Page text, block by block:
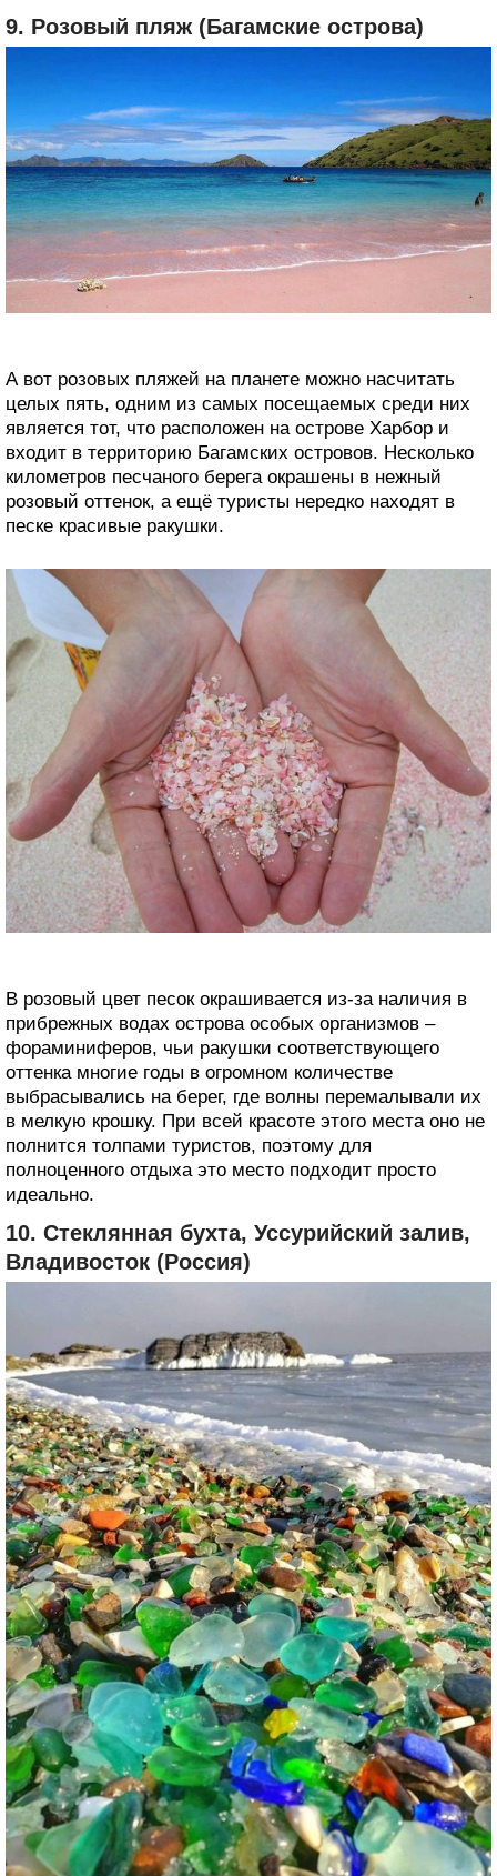
9. Розовый пляж (Багамские острова)
А вот розовых пляжей на планете можно насчитать
целых пять, одним из самых посещаемых среди них
является тот, что расположен на острове Харбор и
входит в территорию Багамских островов. Несколько
километров песчаного берега окрашены в нежный
розовый оттенок, а ещё туристы нередко находят в
песке красивые ракушки.
В розовый цвет песок окрашивается из-за наличия в
прибрежных водах острова особых организмов –
фораминиферов, чьи ракушки соответствующего
оттенка многие годы в огромном количестве
выбрасывались на берег, где волны перемалывали их
в мелкую крошку. При всей красоте этого места оно не
полнится толпами туристов, поэтому для
полноценного отдыха это место подходит просто
идеально.
10. Стеклянная бухта, Уссурийский залив,
Владивосток (Россия)